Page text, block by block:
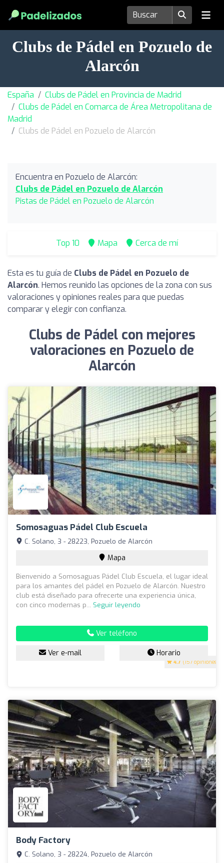
Clubs de Pádel en Pozuelo de
Alarcón
España
Clubs de Pádel en Provincia de Madrid
Clubs de Pádel en Comarca de Área Metropolitana de
Madrid
Clubs de Pádel en Pozuelo de Alarcón
Encuentra en Pozuelo de Alarcón:
Clubs de Pádel en Pozuelo de Alarcón
Pistas de Pádel en Pozuelo de Alarcón
Top 10 Mapa Cerca de mí
Esta es tu guía de Clubs de Pádel en Pozuelo de
Alarcón. Hemos reunido las opciones de la zona con sus
valoraciones y opiniones reales para que puedas
comparar y elegir con confianza.
Clubs de Pádel con mejores
valoraciones en Pozuelo de
Alarcón
Somosaguas Pádel Club Escuela
4.7 (157 opiniones)
C. Solano, 3 - 28223, Pozuelo de Alarcón
Mapa
Bienvenido a Somosaguas Pádel Club Escuela, el lugar ideal
para los amantes del pádel en Pozuelo de Alarcón. Nuestro
club está diseñado para ofrecerte una experiencia única,
con cinco modernas p... Seguir leyendo
Ver teléfono
Ver e-mail Horario
Body Factory
C. Solano, 3 - 28224, Pozuelo de Alarcón